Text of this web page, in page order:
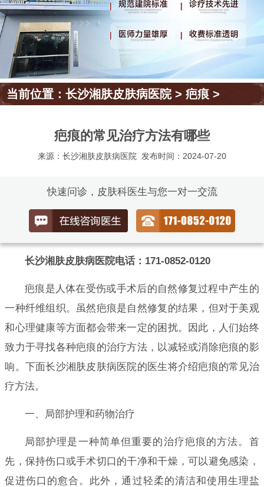
当前位置：长沙湘肤皮肤病医院>疤痕 >
疤痕的常见治疗方法有哪些
来源：长沙湘肤皮肤病医院 发布时间：2024-07-20
快速问诊，皮肤科医生与您一对一交流
长沙湘肤皮肤病医院电话：171-0852-0120
疤痕是人体在受伤或手术后的自然修复过程中产生的
一种纤维组织。虽然疤痕是自然修复的结果，但对于美观
和心理健康等方面都会带来一定的困扰。因此，人们始终
致力于寻找各种疤痕的治疗方法，以减轻或消除疤痕的影
响。下面长沙湘肤皮肤病医院的医生将介绍疤痕的常见治
疗方法。
一、局部护理和药物治疗
局部护理是一种简单但重要的治疗疤痕的方法。首
先，保持伤口或手术切口的干净和干燥，可以避免感染，
促进伤口的愈合。此外，通过轻柔的清洁和使用生理盐